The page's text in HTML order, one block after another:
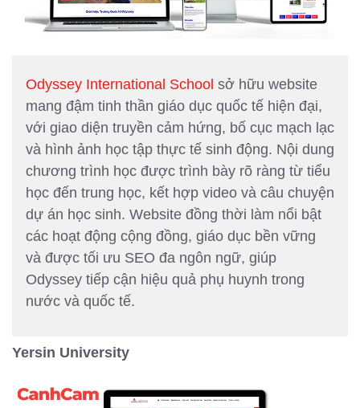
Odyssey International School sở hữu website
mang đậm tinh thần giáo dục quốc tế hiện đại,
với giao diện truyền cảm hứng, bố cục mạch lạc
và hình ảnh học tập thực tế sinh động. Nội dung
chương trình học được trình bày rõ ràng từ tiểu
học đến trung học, kết hợp video và câu chuyện
dự án học sinh. Website đồng thời làm nổi bật
các hoạt động cộng đồng, giáo dục bền vững
và được tối ưu SEO đa ngôn ngữ, giúp
Odyssey tiếp cận hiệu quả phụ huynh trong
nước và quốc tế.
Yersin University